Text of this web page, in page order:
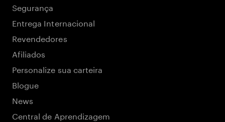
Segurança
Entrega Internacional
Revendedores
Afiliados
Personalize sua carteira
Blogue
News
Central de Aprendizagem